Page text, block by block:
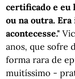
certificado e eu
ou na outra. Era
acontecesse."
anos, que sofre
forma rara de
muitíssimo -